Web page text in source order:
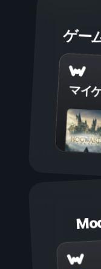
ゲー
マイ